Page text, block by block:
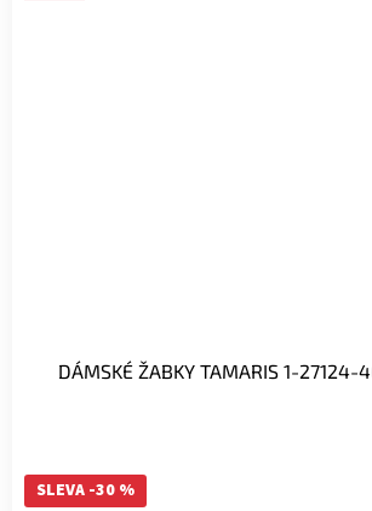
DÁMSKÉ ŽABKY TAMARIS 1-27124-
SLEVA -30 %